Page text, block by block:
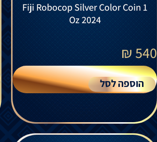
Fiji Robocop Silver Color Coin 1
Oz 2024
540
₪
הוספה לסל